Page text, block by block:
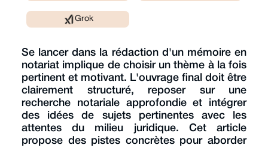
Grok
Se lancer dans la rédaction d'un mémoire en
notariat implique de choisir un thème à la fois
pertinent et motivant. L'ouvrage final doit être
clairement structuré, reposer sur une
recherche notariale approfondie et intégrer
des idées de sujets pertinentes avec les
attentes du milieu juridique. Cet article
propose des pistes concrètes pour aborder